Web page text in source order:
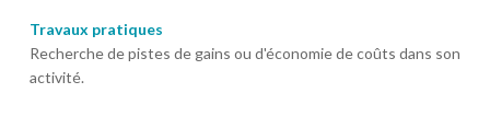
Travaux pratiques
Recherche de pistes de gains ou d'économie de coûts dans son
activité.